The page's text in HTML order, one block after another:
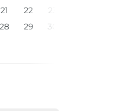
21 22
23
28 29
30